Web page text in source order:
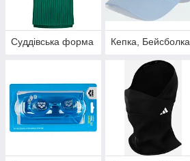
Суддівська форма Кепка, Бейсболка